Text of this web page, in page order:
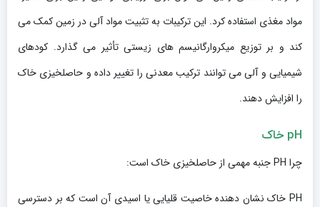
مواد مغذی استفاده کرد. این ترکیبات به تثبیت مواد آلی در زمین کمک می
کند و بر توزیع میکروارگانیسم های زیستی تأثیر می گذارد. کودهای
شیمیایی و آلی می توانند ترکیب معدنی را تغییر داده و حاصلخیزی خاک
را افزایش دهند.
pH خاک
چرا PH جنبه مهمی از حاصلخیزی خاک است:
PH خاک نشان دهنده خاصیت قلیایی یا اسیدی آن است که بر دسترسی